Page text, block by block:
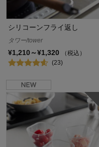
シリコーンフライ返し
タワー/tower
¥1,210～¥1,320
（税込）
(23)